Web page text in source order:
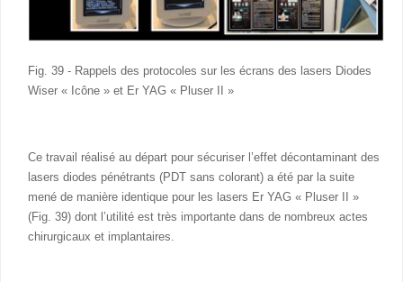
Fig. 39 - Rappels des protocoles sur les écrans des lasers Diodes
Wiser « Icône » et Er YAG « Pluser II »
Ce travail réalisé au départ pour sécuriser l’effet décontaminant des
lasers diodes pénétrants (PDT sans colorant) a été par la suite
mené de manière identique pour les lasers Er YAG « Pluser II »
(Fig. 39) dont l’utilité est très importante dans de nombreux actes
chirurgicaux et implantaires.